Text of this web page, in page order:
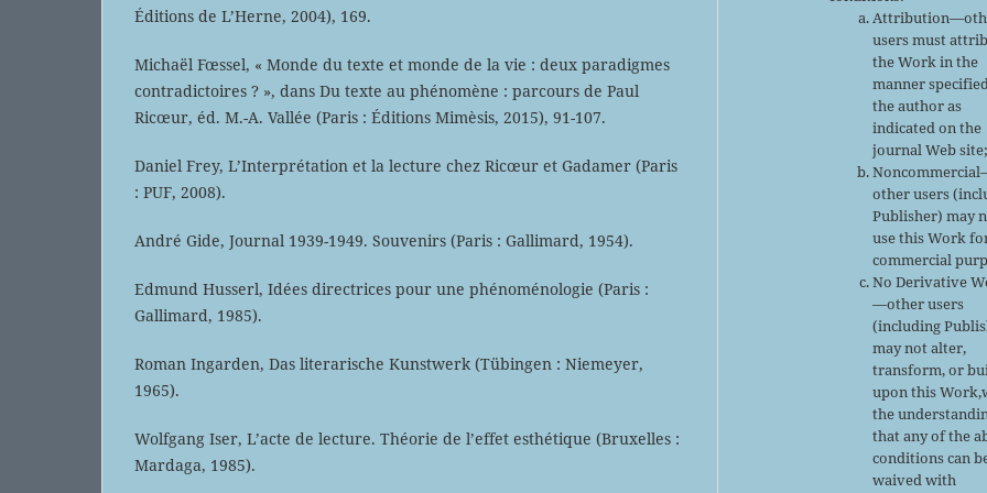
Éditions de L’Herne, 2004), 169.
Michaël Fœssel, « Monde du texte et monde de la vie : deux paradigmes
contradictoires ? », dans Du texte au phénomène : parcours de Paul
Ricœur, éd. M.-A. Vallée (Paris : Éditions Mimèsis, 2015), 91-107.
Daniel Frey, L’Interprétation et la lecture chez Ricœur et Gadamer (Paris
: PUF, 2008).
André Gide, Journal 1939-1949. Souvenirs (Paris : Gallimard, 1954).
Edmund Husserl, Idées directrices pour une phénoménologie (Paris :
Gallimard, 1985).
Roman Ingarden, Das literarische Kunstwerk (Tübingen : Niemeyer,
1965).
Wolfgang Iser, L’acte de lecture. Théorie de l’effet esthétique (Bruxelles :
Mardaga, 1985).
users must
the Work in the
manner
the author as
indicated on the
journal Web
other users
Publisher) may
use this Work
commercial
No Derivative
—other users
(including
may not alter,
transform, or
upon this
the
that any of the
conditions can
waived with